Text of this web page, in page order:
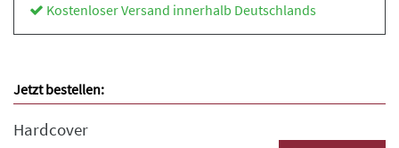
Kostenloser Versand innerhalb Deutschlands
Jetzt bestellen:
Hardcover